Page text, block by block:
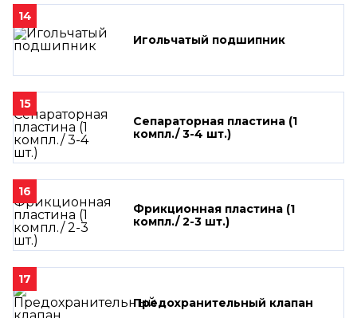
14
Игольчатый подшипник
15
Сепараторная пластина (1
компл./ 3-4 шт.)
16
Фрикционная пластина (1
компл./ 2-3 шт.)
17
Предохранительный клапан